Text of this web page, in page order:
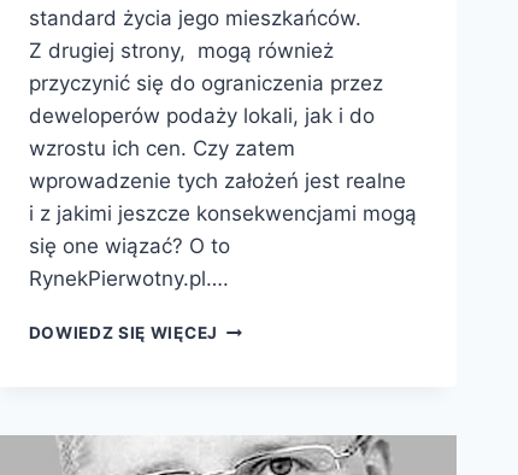
standard życia jego mieszkańców.
Z drugiej strony, mogą również
przyczynić się do ograniczenia przez
deweloperów podaży lokali, jak i do
wzrostu ich cen. Czy zatem
wprowadzenie tych założeń jest realne
i z jakimi jeszcze konsekwencjami mogą
się one wiązać? O to
RynekPierwotny.pl….
DOWIEDZ SIĘ WIĘCEJ